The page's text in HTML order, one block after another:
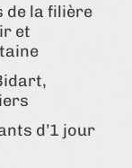
de la filière
et
d’1 jour